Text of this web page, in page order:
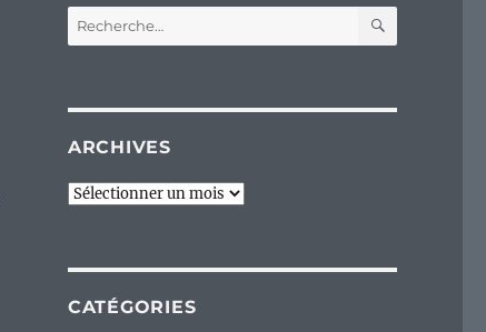
Recherche
pour :
ARCHIVES
Archives
CATÉGORIES